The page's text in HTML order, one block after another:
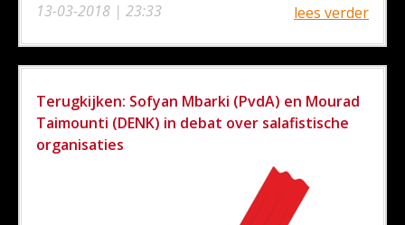
13-03-2018 | 23:33
lees verder
Terugkijken: Sofyan Mbarki (PvdA) en Mourad
Taimounti (DENK) in debat over salafistische
organisaties